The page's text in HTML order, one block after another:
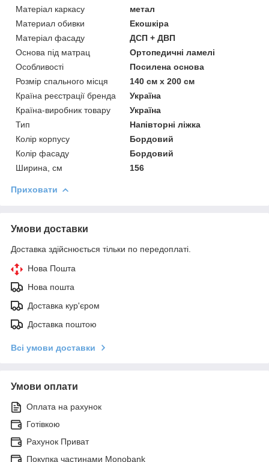
Матеріал каркасу
метал
Материал обивки
Екошкіра
Матеріал фасаду
ДСП + ДВП
Основа під матрац
Ортопедичні ламелі
Особливості
Посилена основа
Розмір спального місця
140 см х 200 см
Країна реєстрації бренда
Україна
Країна-виробник товару
Україна
Тип
Напівторні ліжка
Колір корпусу
Бордовий
Колір фасаду
Бордовий
Ширина, см
156
Приховати
Умови доставки
Доставка здійснюється тільки по передоплаті.
Нова Пошта
Нова пошта
Доставка кур'єром
Доставка поштою
Всі умови доставки
Умови оплати
Оплата на рахунок
Готівкою
Рахунок Приват
Покупка частинами Monobank